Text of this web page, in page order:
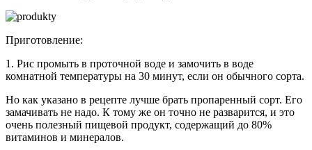
Приготовление:
1. Рис промыть в проточной воде и замочить в воде
комнатной температуры на 30 минут, если он обычного сорта.
Но как указано в рецепте лучше брать пропаренный сорт. Его
замачивать не надо. К тому же он точно не разварится, и это
очень полезный пищевой продукт, содержащий до 80%
витаминов и минералов.